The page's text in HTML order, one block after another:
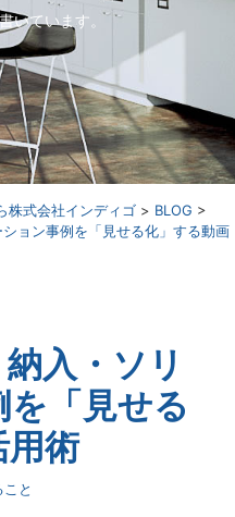
いています。
株式会社インディゴ > BLOG >
ョン事例を「見せる化」する動画
入・ソリ
「見せる
用術
と